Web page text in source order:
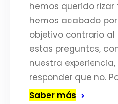
hemos querido
hemos acabado
objetivo contrario al
estas preguntas,
nuestra
responder que no.
Saber más